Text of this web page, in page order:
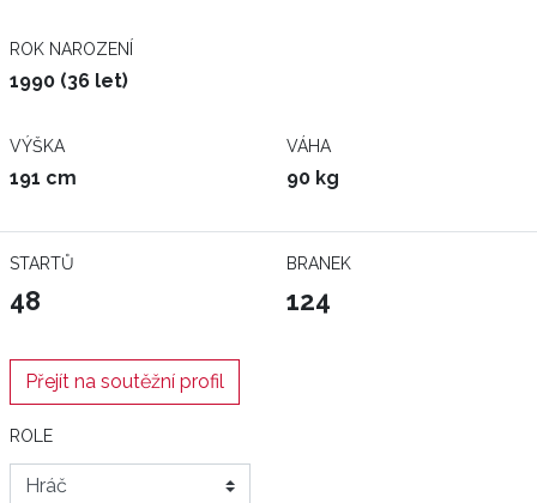
ROK NAROZENÍ
1990 (36 let)
VÝŠKA
191 cm
VÁHA
90 kg
STARTŮ
48
BRANEK
124
Přejít na soutěžní profil
ROLE